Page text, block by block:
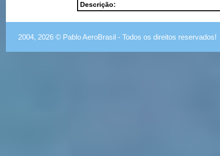
Descrição:
2004, 2026 © Pablo AeroBrasil - Todos os direitos reservados!